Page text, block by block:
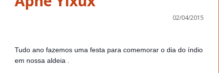
02/04/2015
Tudo ano fazemos uma festa para comemorar o dia do índio
em nossa aldeia .